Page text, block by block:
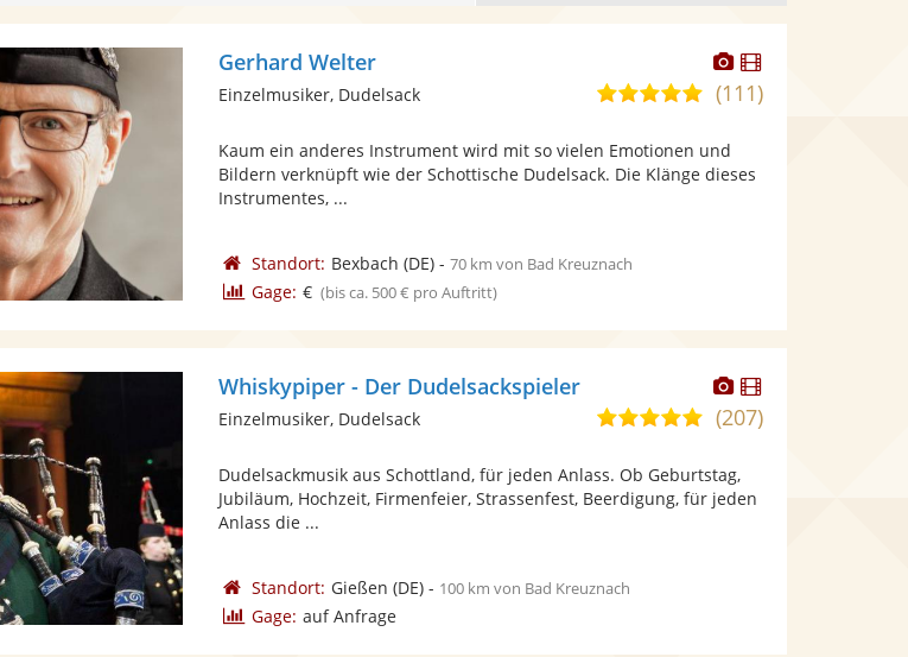
Dieser
Künstler
stellt
Dieser
Künstler
Gerhard Welter
5,0
5
Sternen
(111)
Einzelmusiker, Dudelsack
Kaum ein anderes Instrument wird mit so vielen Emotionen und
Bildern verknüpft wie der Schottische Dudelsack. Die Klänge dieses
Instrumentes, ...
Standort: Bexbach (DE)- 70 km von Bad Kreuznach
Gage: € (bis ca. 500 € pro Auftritt)
Dieser
Künstler
stellt
bereit.
Dieser
Künstler
Whiskypiper - Der Dudelsackspieler
5,0
5
Sternen
(207)
Einzelmusiker, Dudelsack
Dudelsackmusik aus Schottland, für jeden Anlass. Ob Geburtstag,
Jubiläum, Hochzeit, Firmenfeier, Strassenfest, Beerdigung, für jeden
Anlass die ...
Standort: Gießen (DE)- 100 km von Bad Kreuznach
Gage: auf Anfrage